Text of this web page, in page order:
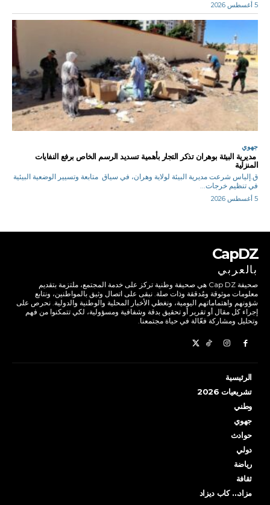
5 أغسطس 2026
جهوي
مديرية البيئة بوهران تذكر التجار بأهمية تسديد الرسم الخاص برفع النفايات
المنزلية
ق.إلياس شرعت مديرية البيئة لولاية وهران، في سياق متابعة وتسيير الوضعية البيئية
في تنظيم خرجات...
5 أغسطس 2026
CapDZ
بالعربي
صحيفة Cap DZ هي صحيفة وطنية تركز على خدمة المجتمع، ملتزمة بتقديم
معلومات موثوقة ومُدققة وذات صلة. نبقى على اتصال وثيق بالمواطنين، ونتابع
شؤونهم واهتماماتهم اليومية، ونغطي الأخبار المحلية والوطنية والدولية. نحرص على
إجراء كل مقال أو تقرير أو تحقيق بدقة وشفافية ومسؤولية، لكي تتمكنوا من فهم
وتحليل ومشاركة فعّالة في حياة مجتمعنا.
الرئيسية
تشريعيات 2026
وطني
جهوي
حوادث
دولي
رياضة
ثقافة
مزاد… كاب ديزاد